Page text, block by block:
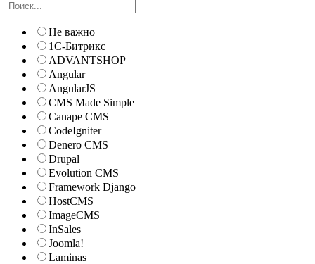
Не важно
1С-Битрикс
ADVANTSHOP
Angular
AngularJS
CMS Made Simple
Canape CMS
CodeIgniter
Denero CMS
Drupal
Evolution CMS
Framework Django
HostCMS
ImageCMS
InSales
Joomla!
Laminas